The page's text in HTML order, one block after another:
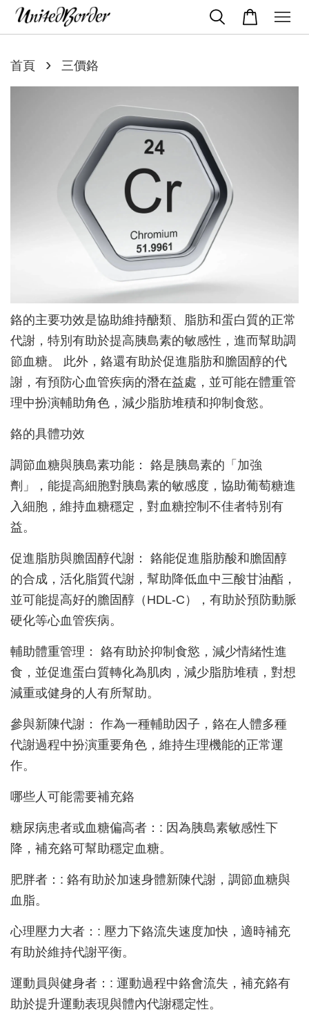
首頁 › 三價鉻
鉻的主要功效是協助維持醣類、脂肪和蛋白質的正常
代謝，特別有助於提高胰島素的敏感性，進而幫助調
節血糖。 此外，鉻還有助於促進脂肪和膽固醇的代
謝，有預防心血管疾病的潛在益處，並可能在體重管
理中扮演輔助角色，減少脂肪堆積和抑制食慾。
鉻的具體功效
調節血糖與胰島素功能： 鉻是胰島素的「加強
劑」，能提高細胞對胰島素的敏感度，協助葡萄糖進
入細胞，維持血糖穩定，對血糖控制不佳者特別有
益。
促進脂肪與膽固醇代謝： 鉻能促進脂肪酸和膽固醇
的合成，活化脂質代謝，幫助降低血中三酸甘油酯，
並可能提高好的膽固醇（HDL-C），有助於預防動脈
硬化等心血管疾病。
輔助體重管理： 鉻有助於抑制食慾，減少情緒性進
食，並促進蛋白質轉化為肌肉，減少脂肪堆積，對想
減重或健身的人有所幫助。
參與新陳代謝： 作為一種輔助因子，鉻在人體多種
代謝過程中扮演重要角色，維持生理機能的正常運
作。
哪些人可能需要補充鉻
糖尿病患者或血糖偏高者：: 因為胰島素敏感性下
降，補充鉻可幫助穩定血糖。
肥胖者：: 鉻有助於加速身體新陳代謝，調節血糖與
血脂。
心理壓力大者：: 壓力下鉻流失速度加快，適時補充
有助於維持代謝平衡。
運動員與健身者：: 運動過程中鉻會流失，補充鉻有
助於提升運動表現與體內代謝穩定性。